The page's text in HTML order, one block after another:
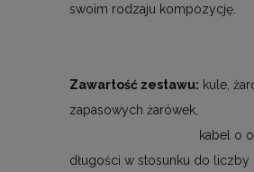
swoim rodzaju kompozycję.
Zawartość zestawu: kule,
zapasowych żarówek,
kabel o
długości w stosunku do liczby